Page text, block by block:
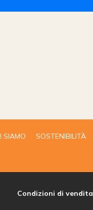
SIAMO SOSTENIBILITÀ
Condizioni di vendita